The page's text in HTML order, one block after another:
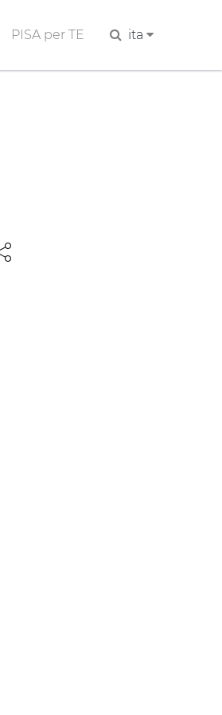
PISA per TE Cerca ita